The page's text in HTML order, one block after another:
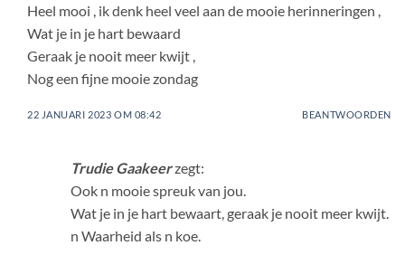
Heel mooi , ik denk heel veel aan de mooie herinneringen ,
Wat je in je hart bewaard
Geraak je nooit meer kwijt ,
Nog een fijne mooie zondag
22 JANUARI 2023 OM 08:42 BEANTWOORDEN
Trudie Gaakeerzegt:
Ook n mooie spreuk van jou.
Wat je in je hart bewaart, geraak je nooit meer kwijt.
n Waarheid als n koe.